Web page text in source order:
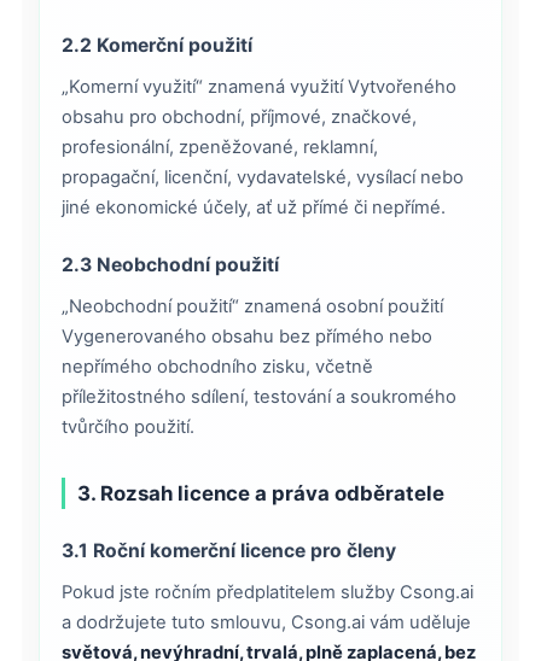
2.2 Komerční použití
„Komerní využití“ znamená využití Vytvořeného
obsahu pro obchodní, příjmové, značkové,
profesionální, zpeněžované, reklamní,
propagační, licenční, vydavatelské, vysílací nebo
jiné ekonomické účely, ať už přímé či nepřímé.
2.3 Neobchodní použití
„Neobchodní použití“ znamená osobní použití
Vygenerovaného obsahu bez přímého nebo
nepřímého obchodního zisku, včetně
příležitostného sdílení, testování a soukromého
tvůrčího použití.
3. Rozsah licence a práva odběratele
3.1 Roční komerční licence pro členy
Pokud jste ročním předplatitelem služby Csong.ai
a dodržujete tuto smlouvu, Csong.ai vám uděluje
světová, nevýhradní, trvalá, plně zaplacená, bez